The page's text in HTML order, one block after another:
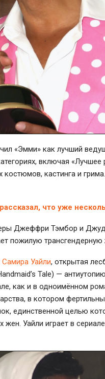
«Эмми» как лучший
включая
костюмов, кастинга и
что уже
Джеффри Тэмбор и
пожилую
Самира Уайли, открытая
Tale) —
как и в одноимённом
в котором
единственной целью
Уайли играет в